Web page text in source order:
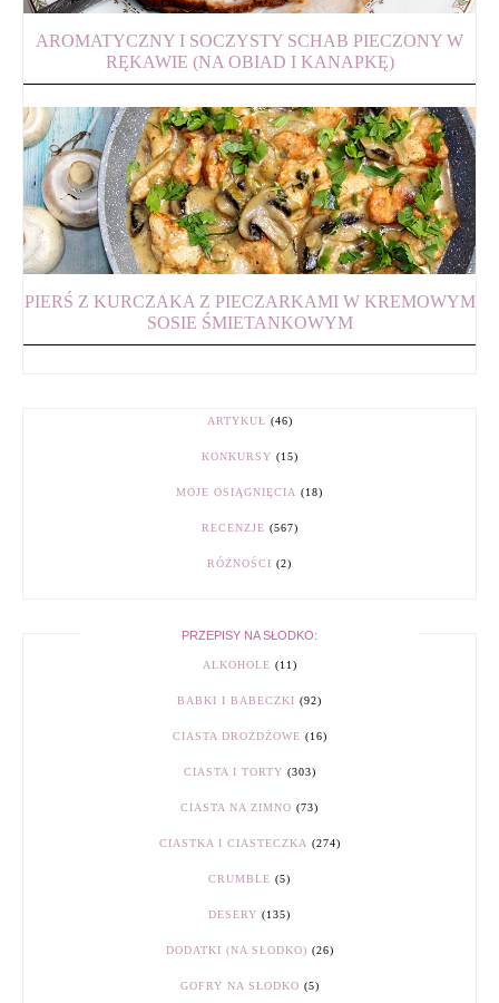
AROMATYCZNY I SOCZYSTY SCHAB PIECZONY W
RĘKAWIE (NA OBIAD I KANAPKĘ)
PIERŚ Z KURCZAKA Z PIECZARKAMI W KREMOWYM
SOSIE ŚMIETANKOWYM
ARTYKUŁ (46)
KONKURSY (15)
MOJE OSIĄGNIĘCIA (18)
RECENZJE (567)
RÓŻNOŚCI (2)
PRZEPISY NA SŁODKO:
ALKOHOLE (11)
BABKI I BABECZKI (92)
CIASTA DROŻDŻOWE (16)
CIASTA I TORTY (303)
CIASTA NA ZIMNO (73)
CIASTKA I CIASTECZKA (274)
CRUMBLE (5)
DESERY (135)
DODATKI (NA SŁODKO) (26)
GOFRY NA SŁODKO (5)